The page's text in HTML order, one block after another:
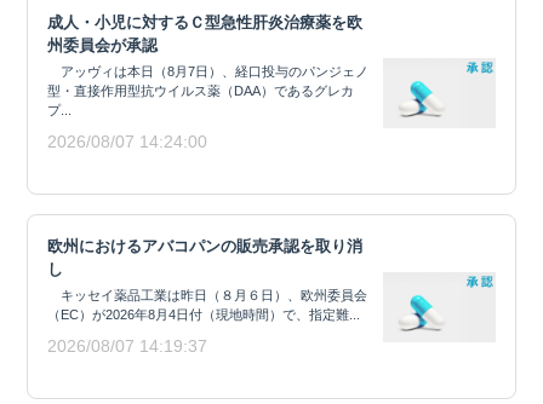
成人・小児に対するＣ型急性肝炎治療薬を欧
州委員会が承認
アッヴィは本日（8月7日）、経口投与のパンジェノ
型・直接作用型抗ウイルス薬（DAA）であるグレカ
プ...
2026/08/07 14:24:00
欧州におけるアバコパンの販売承認を取り消
し
キッセイ薬品工業は昨日（８月６日）、欧州委員会
（EC）が2026年8月4日付（現地時間）で、指定難...
2026/08/07 14:19:37